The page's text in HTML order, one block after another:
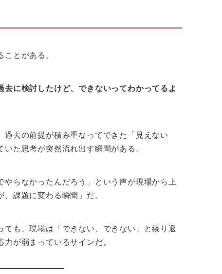
とがある。
去に検討したけど、できないってわかってるよ
去の前提が積み重なってできた「見えない
た思考が突然流れ出す瞬間がある。
やらなかったんだろう」という声が現場から上
課題に変わる瞬間」だ。
も、現場は「できない、できない」と繰り返
が弱まっているサインだ。